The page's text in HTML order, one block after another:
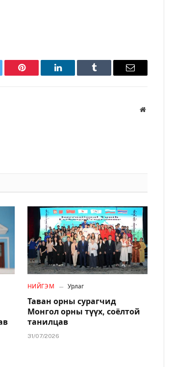
Pinterest LinkedIn Tumblr Имэйл
Вэбсайт
НИЙГЭМ Урлаг
Таван орны сурагчид
Монгол орны түүх, соёлтой
танилцав
31/07/2026